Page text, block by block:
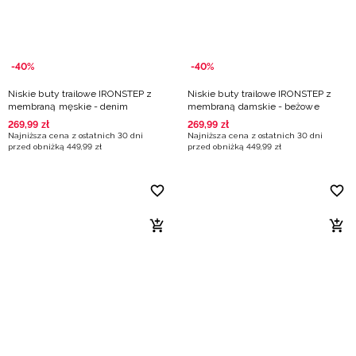
-40%
Niskie buty trailowe IRONSTEP z
membraną męskie - denim
269,99 zł
Najniższa cena z ostatnich 30 dni
przed obniżką 449,99 zł
-40%
Niskie buty trailowe IRONSTEP z
membraną damskie - beżowe
269,99 zł
Najniższa cena z ostatnich 30 dni
przed obniżką 449,99 zł